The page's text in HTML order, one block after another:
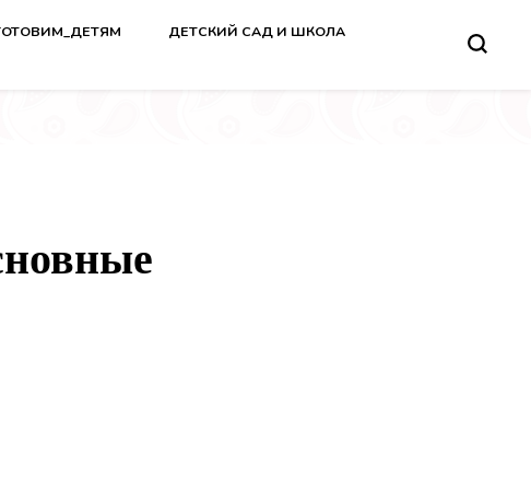
ДЕТСКИЙ САД И ШКОЛА